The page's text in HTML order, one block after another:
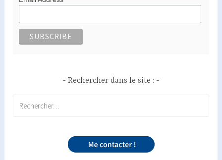
Rechercher dans le site :